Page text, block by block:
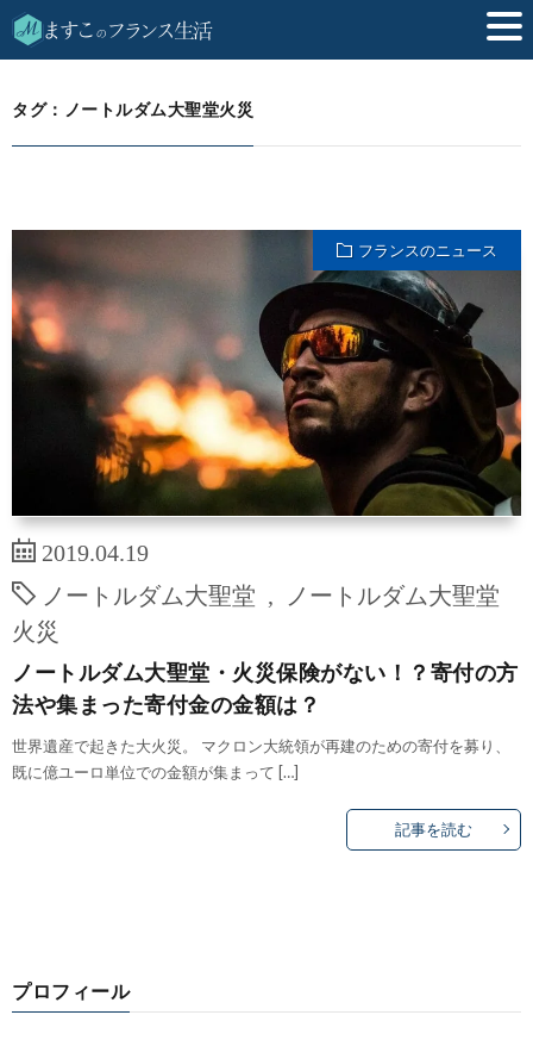
HOME ノートルダム大聖堂火災
タグ：ノートルダム大聖堂火災
フランスのニュース
2019.04.19
ノートルダム大聖堂
ノートルダム大聖堂
火災
ノートルダム大聖堂・火災保険がない！？寄付の方
法や集まった寄付金の金額は？
世界遺産で起きた大火災。 マクロン大統領が再建のための寄付を募り、
既に億ユーロ単位での金額が集まって […]
記事を読む
プロフィール